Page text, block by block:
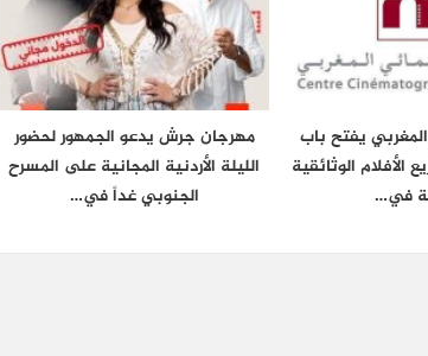
يفتح باب
الأفلام الوثائقية
في…
مهرجان جرش يدعو الجمهور لحضور
الليلة الأردنية المجانية على المسرح
الجنوبي غداً في…